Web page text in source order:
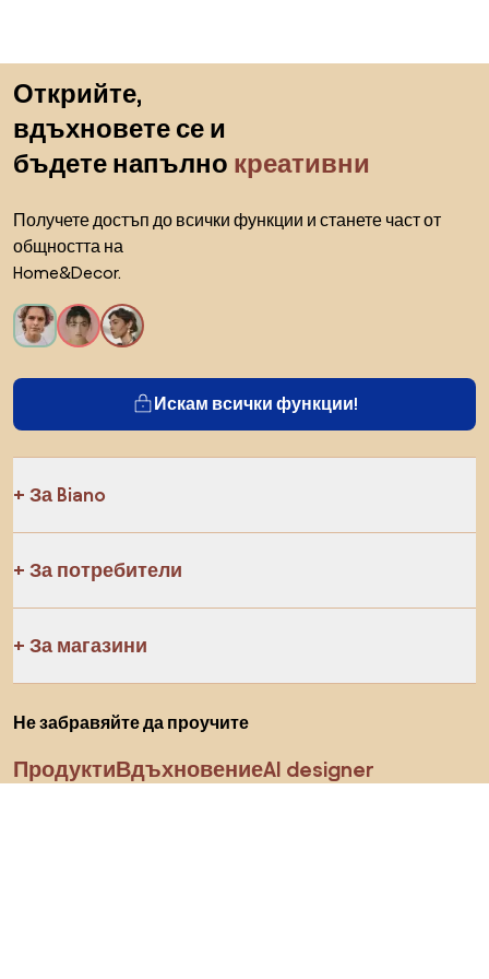
Открийте,
вдъхновете се и
бъдете напълно креативни
Получете достъп до всички функции и станете част от
общността на
Home&Decor.
Искам всички функции!
За Biano
За потребители
За магазини
Не забравяйте да проучите
ПродуктиВдъхновениеAI designer